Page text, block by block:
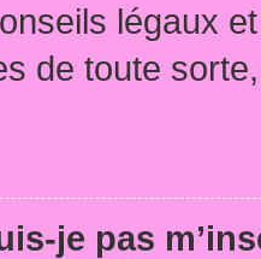
légaux
de toute
je pas